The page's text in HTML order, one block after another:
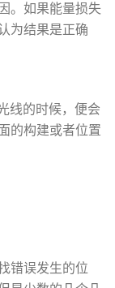
。如果能量损失
为结果是正确
线的时候，便会
的构建或者位置
错误发生的位